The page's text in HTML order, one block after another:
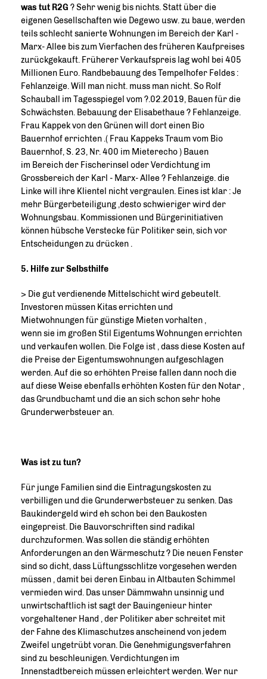
was tut R2G ? Sehr wenig bis nichts. Statt über die
eigenen Gesellschaften wie Degewo usw. zu baue, werden
teils schlecht sanierte Wohnungen im Bereich der Karl -
Marx- Allee bis zum Vierfachen des früheren Kaufpreises
zurückgekauft. Früherer Verkaufspreis lag wohl bei 405
Millionen Euro. Randbebauung des Tempelhofer Feldes :
Fehlanzeige. Will man nicht. muss man nicht. So Rolf
Schauball im Tagesspiegel vom ?.02.2019, Bauen für die
Schwächsten. Bebauung der Elisabethaue ? Fehlanzeige.
Frau Kappek von den Grünen will dort einen Bio
Bauernhof errichten .( Frau Kappeks Traum vom Bio
Bauernhof, S. 23, Nr. 400 im Mieterecho ) Bauen
im Bereich der Fischerinsel oder Verdichtung im
Grossbereich der Karl - Marx- Allee ? Fehlanzeige. die
Linke will ihre Klientel nicht vergraulen. Eines ist klar : Je
mehr Bürgerbeteiligung ,desto schwieriger wird der
Wohnungsbau. Kommissionen und Bürgerinitiativen
können hübsche Verstecke für Politiker sein, sich vor
Entscheidungen zu drücken .
5. Hilfe zur Selbsthilfe
> Die gut verdienende Mittelschicht wird gebeutelt.
Investoren müssen Kitas errichten und
Mietwohnungen für günstige Mieten vorhalten ,
wenn sie im großen Stil Eigentums Wohnungen errichten
und verkaufen wollen. Die Folge ist , dass diese Kosten auf
die Preise der Eigentumswohnungen aufgeschlagen
werden. Auf die so erhöhten Preise fallen dann noch die
auf diese Weise ebenfalls erhöhten Kosten für den Notar ,
das Grundbuchamt und die an sich schon sehr hohe
Grunderwerbsteuer an.
Was ist zu tun?
Für junge Familien sind die Eintragungskosten zu
verbilligen und die Grunderwerbsteuer zu senken. Das
Baukindergeld wird eh schon bei den Baukosten
eingepreist. Die Bauvorschriften sind radikal
durchzuformen. Was sollen die ständig erhöhten
Anforderungen an den Wärmeschutz ? Die neuen Fenster
sind so dicht, dass Lüftungsschlitze vorgesehen werden
müssen , damit bei deren Einbau in Altbauten Schimmel
vermieden wird. Das unser Dämmwahn unsinnig und
unwirtschaftlich ist sagt der Bauingenieur hinter
vorgehaltener Hand , der Politiker aber schreitet mit
der Fahne des Klimaschutzes anscheinend von jedem
Zweifel ungetrübt voran. Die Genehmigungsverfahren
sind zu beschleunigen. Verdichtungen im
Innenstadtbereich müssen erleichtert werden. Wer nur